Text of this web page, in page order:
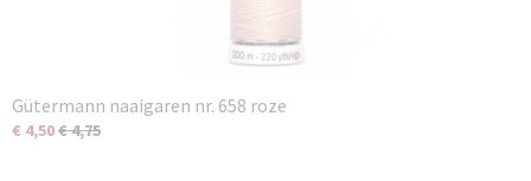
Gütermann naaigaren nr. 658 roze
€ 4,50€ 4,75